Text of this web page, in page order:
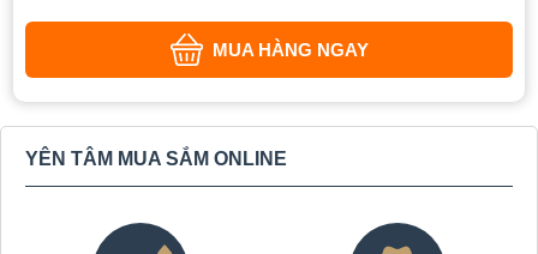
MUA HÀNG NGAY
YÊN TÂM MUA SẮM ONLINE